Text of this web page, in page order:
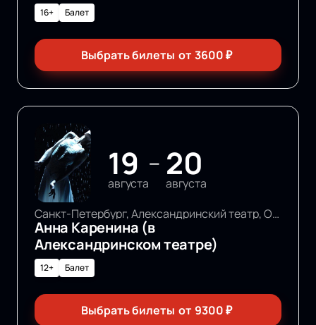
16+ Балет
Выбрать билеты от3600₽
19
августа
— 20
августа
Санкт-Петербург, Александринский театр, Основная сцена
Анна Каренина (в
Александринском театре)
12+ Балет
Выбрать билеты от 9300₽